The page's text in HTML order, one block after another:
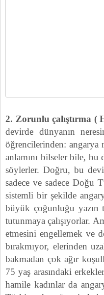
2. Zorunlu çalıştırma (
devirde dünyanın
öğrencilerinden:
anlamını bilseler bile, bu
söylerler. Doğru, bu
sadece ve sadece Doğu
sistemli bir şekilde
büyük çoğunluğu yazın
tutunmaya çalışıyorlar.
etmesini engellemek ve
bırakmıyor, elerinden
bakmadan çok ağır
75 yaş arasındaki
hamile kadınlar da